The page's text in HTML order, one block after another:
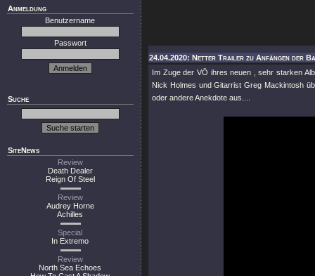
Anmeldung
Benutzername
Passwort
Suche
SiteNews
Review
Death Dealer
Reign Of Steel
Review
Audrey Horne
Achilles
Special
In Extremo
Review
North Sea Echoes
24.04.2020: Netter Trailer zu Anfängen der
Im Zuge der VÖ ihres neuen , sehr starken
Nick Holmes und Gitarrist Greg Mackintosh
oder andere Anekdote aus....